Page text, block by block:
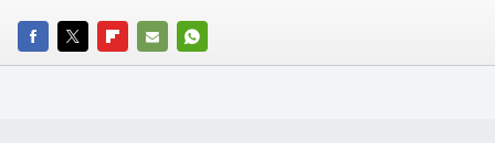
FACEBOOK
TWITTERFLIPBOARD
E-
WHATSAPP